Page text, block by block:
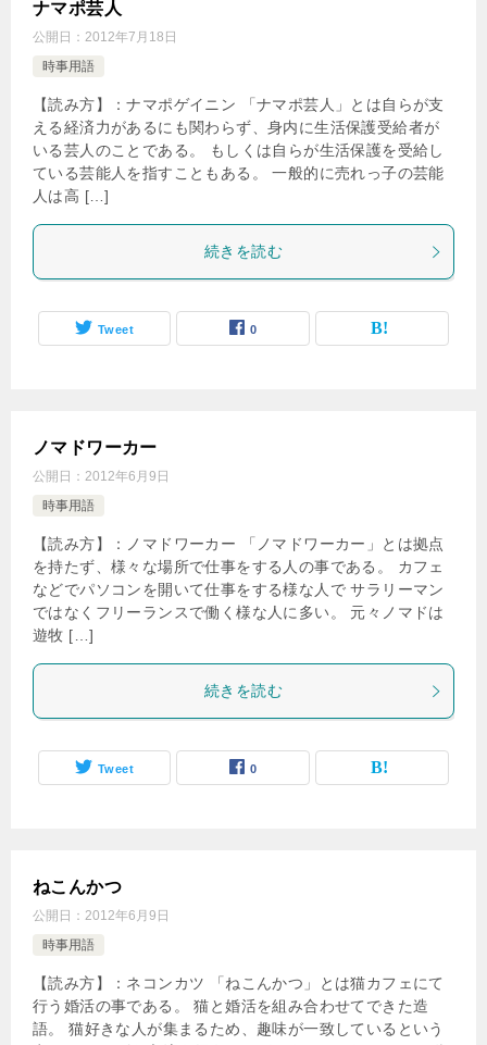
ナマポ芸人
公開日： 2012年7月18日
時事用語
【読み方】：ナマポゲイニン 「ナマポ芸人」とは自らが支
える経済力があるにも関わらず、身内に生活保護受給者が
いる芸人のことである。 もしくは自らが生活保護を受給し
ている芸能人を指すこともある。 一般的に売れっ子の芸能
人は高 […]
続きを読む
Tweet 0
ノマドワーカー
公開日： 2012年6月9日
時事用語
【読み方】：ノマドワーカー 「ノマドワーカー」とは拠点
を持たず、様々な場所で仕事をする人の事である。 カフェ
などでパソコンを開いて仕事をする様な人で サラリーマン
ではなくフリーランスで働く様な人に多い。 元々ノマドは
遊牧 […]
続きを読む
Tweet 0
ねこんかつ
公開日： 2012年6月9日
時事用語
【読み方】：ネコンカツ 「ねこんかつ」とは猫カフェにて
行う婚活の事である。 猫と婚活を組み合わせてできた造
語。 猫好きな人が集まるため、趣味が一致しているという